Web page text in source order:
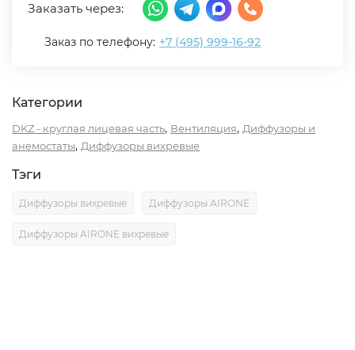
Заказать через:
Заказ по телефону: +7 (495) 999-16-92
Категории
DKZ - круглая лицевая часть, Вентиляция, Диффузоры и
анемостаты, Диффузоры вихревые
Тэги
Диффузоры вихревые Диффузоры AIRONE
Диффузоры AIRONE вихревые